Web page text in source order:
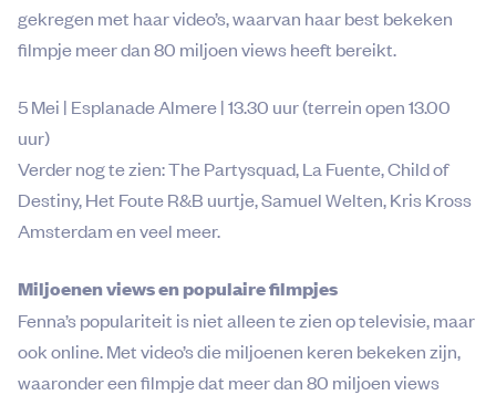
gekregen met haar video’s, waarvan haar best bekeken
filmpje meer dan 80 miljoen views heeft bereikt.
5 Mei | Esplanade Almere | 13.30 uur (terrein open 13.00
uur)
Verder nog te zien: The Partysquad, La Fuente, Child of
Destiny, Het Foute R&B uurtje, Samuel Welten, Kris Kross
Amsterdam en veel meer.
Miljoenen views en populaire filmpjes
Fenna’s populariteit is niet alleen te zien op televisie, maar
ook online. Met video’s die miljoenen keren bekeken zijn,
waaronder een filmpje dat meer dan 80 miljoen views